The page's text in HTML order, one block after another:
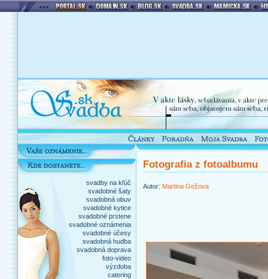
svadby na kľúč
svadobné šaty
svadobná obuv
svadobné kytice
svadobné prstene
svadobné oznámenia
svadobné účesy
svadobná hudba
svadobná doprava
foto-video
výzdoba
catering
Fotografia z fotoalbumu
Autor: Martina Gežova